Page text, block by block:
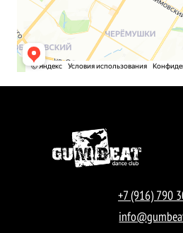
+7 (916) 790